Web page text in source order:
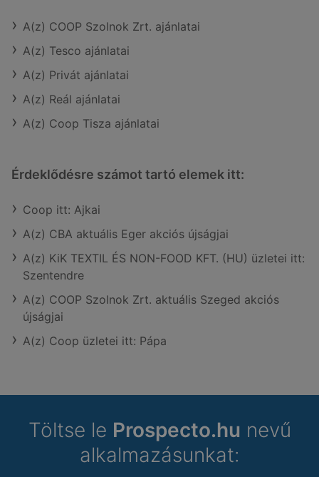
A(z) COOP Szolnok Zrt. ajánlatai
A(z) Tesco ajánlatai
A(z) Privát ajánlatai
A(z) Reál ajánlatai
A(z) Coop Tisza ajánlatai
Érdeklődésre számot tartó elemek itt:
Coop itt: Ajkai
A(z) CBA aktuális Eger akciós újságjai
A(z) KiK TEXTIL ÉS NON-FOOD KFT. (HU) üzletei itt:
Szentendre
A(z) COOP Szolnok Zrt. aktuális Szeged akciós
újságjai
A(z) Coop üzletei itt: Pápa
Töltse le Prospecto.hu nevű
alkalmazásunkat: